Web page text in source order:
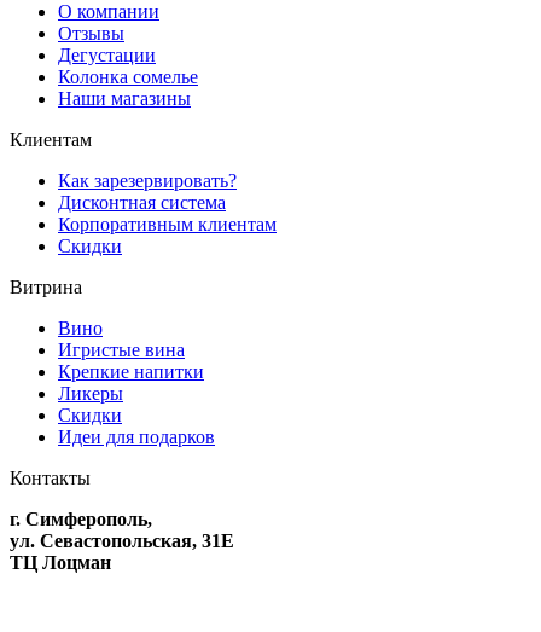
О компании
Отзывы
Дегустации
Колонка сомелье
Наши магазины
Клиентам
Как зарезервировать?
Дисконтная система
Корпоративным клиентам
Скидки
Витрина
Вино
Игристые вина
Крепкие напитки
Ликеры
Скидки
Идеи для подарков
Контакты
г. Симферополь,
ул. Севастопольская, 31Е
ТЦ Лоцман